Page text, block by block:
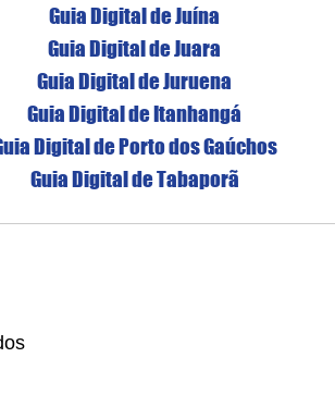
Guia Digital de Juína
Guia Digital de Juara
Guia Digital de Juruena
Guia Digital de Itanhangá
Digital de Porto dos Gaúchos
Guia Digital de Tabaporã